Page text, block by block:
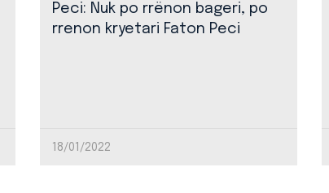
Peci: Nuk po rrënon bageri, po
rrenon kryetari Faton Peci
18/01/2022